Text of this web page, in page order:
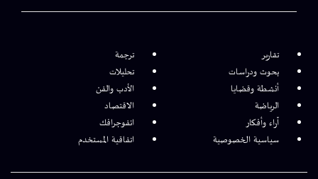
تقارير
ترجمة
بحوث ودراسات
تحليلات
أنشطة وقضايا
الأدب والفن
الرياضة
الاقتصاد
آراء وأفكار
انفوجرافك
سياسية الخصوصية
اتفاقية المستخدم